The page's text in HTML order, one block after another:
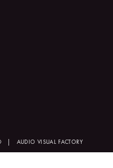
| AUDIO VISUAL FACTORY